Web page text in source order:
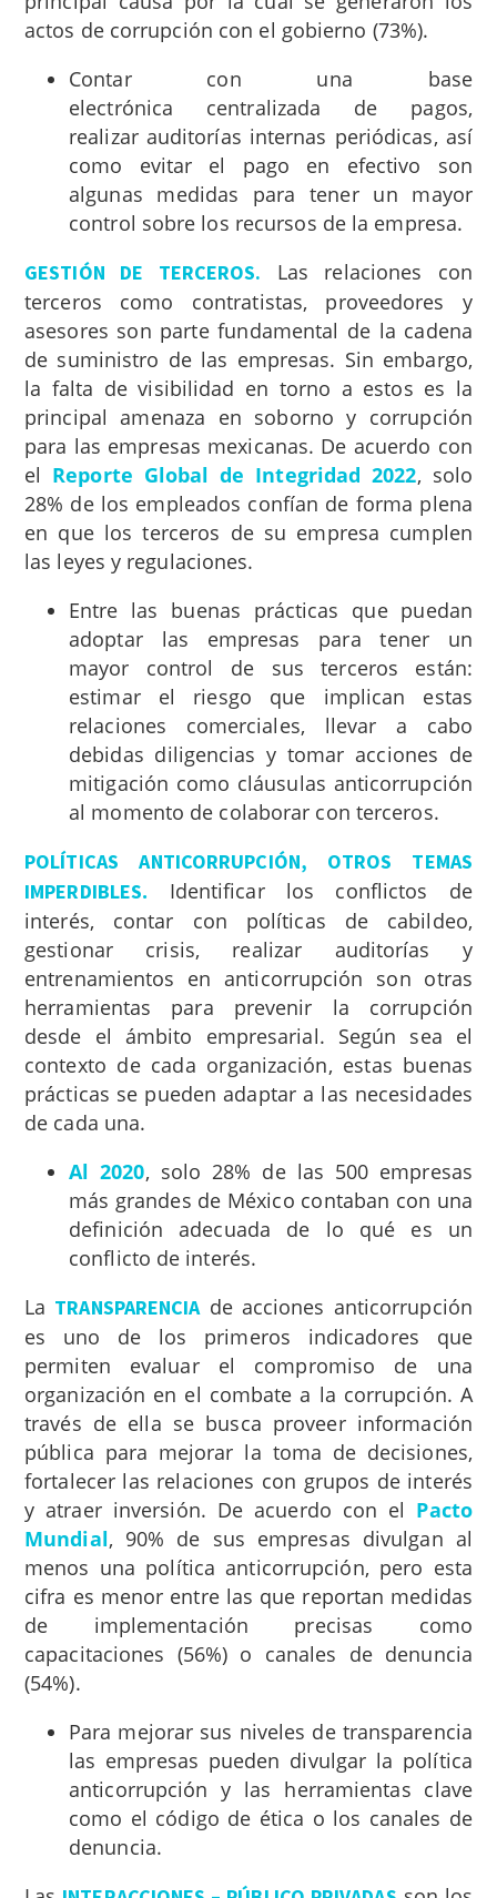
actos de corrupción con el gobierno (73%).
Contar con una base
electrónica centralizada de pagos,
realizar auditorías internas periódicas, así
como evitar el pago en efectivo son
algunas medidas para tener un mayor
control sobre los recursos de la empresa.
GESTIÓN DE TERCEROS. Las relaciones con
terceros como contratistas, proveedores y
asesores son parte fundamental de la cadena
de suministro de las empresas. Sin embargo,
la falta de visibilidad en torno a estos es la
principal amenaza en soborno y corrupción
para las empresas mexicanas. De acuerdo con
el Reporte Global de Integridad 2022, solo
28% de los empleados confían de forma plena
en que los terceros de su empresa cumplen
las leyes y regulaciones.
Entre las buenas prácticas que puedan
adoptar las empresas para tener un
mayor control de sus terceros están:
estimar el riesgo que implican estas
relaciones comerciales, llevar a cabo
debidas diligencias y tomar acciones de
mitigación como cláusulas anticorrupción
al momento de colaborar con terceros.
POLÍTICAS ANTICORRUPCIÓN, OTROS TEMAS
IMPERDIBLES. Identificar los conflictos de
interés, contar con políticas de cabildeo,
gestionar crisis, realizar auditorías y
entrenamientos en anticorrupción son otras
herramientas para prevenir la corrupción
desde el ámbito empresarial. Según sea el
contexto de cada organización, estas buenas
prácticas se pueden adaptar a las necesidades
de cada una.
Al 2020, solo 28% de las 500 empresas
más grandes de México contaban con una
definición adecuada de lo qué es un
conflicto de interés.
La TRANSPARENCIAde acciones anticorrupción
es uno de los primeros indicadores que
permiten evaluar el compromiso de una
organización en el combate a la corrupción. A
través de ella se busca proveer información
pública para mejorar la toma de decisiones,
fortalecer las relaciones con grupos de interés
y atraer inversión. De acuerdo con el Pacto
Mundial, 90% de sus empresas divulgan al
menos una política anticorrupción, pero esta
cifra es menor entre las que reportan medidas
de implementación precisas como
capacitaciones (56%) o canales de denuncia
(54%).
Para mejorar sus niveles de transparencia
las empresas pueden divulgar la política
anticorrupción y las herramientas clave
como el código de ética o los canales de
denuncia.